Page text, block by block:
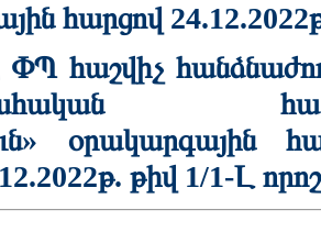
հարցով
ՓՊ հաշվիչ
» օրակարգային
թիվ 1/1-Լ